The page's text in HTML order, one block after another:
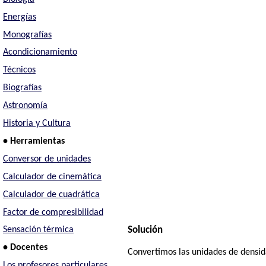
Energías
Monografías
Acondicionamiento
Técnicos
Biografías
Astronomía
Historia y Cultura
• Herramientas
Conversor de unidades
Calculador de cinemática
Calculador de cuadrática
Factor de compresibilidad
Sensación térmica
• Docentes
Solución
Convertimos las unidades de